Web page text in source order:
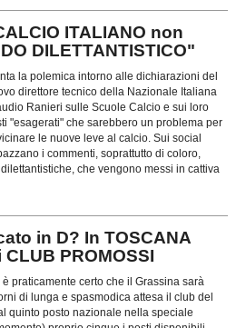
ITALIANO non
DILETTANTISTICO"
la polemica intorno alle dichiarazioni del
direttore tecnico della Nazionale Italiana
Ranieri sulle Scuole Calcio e sui loro
"esagerati" che sarebbero un problema per
le nuove leve al calcio. Sui social
i commenti, soprattutto di coloro,
che vengono messi in cattiva
in D? In TOSCANA
PROMOSSI
praticamente certo che il Grassina sarà
di lunga e spasmodica attesa il club del
quinto posto nazionale nella speciale